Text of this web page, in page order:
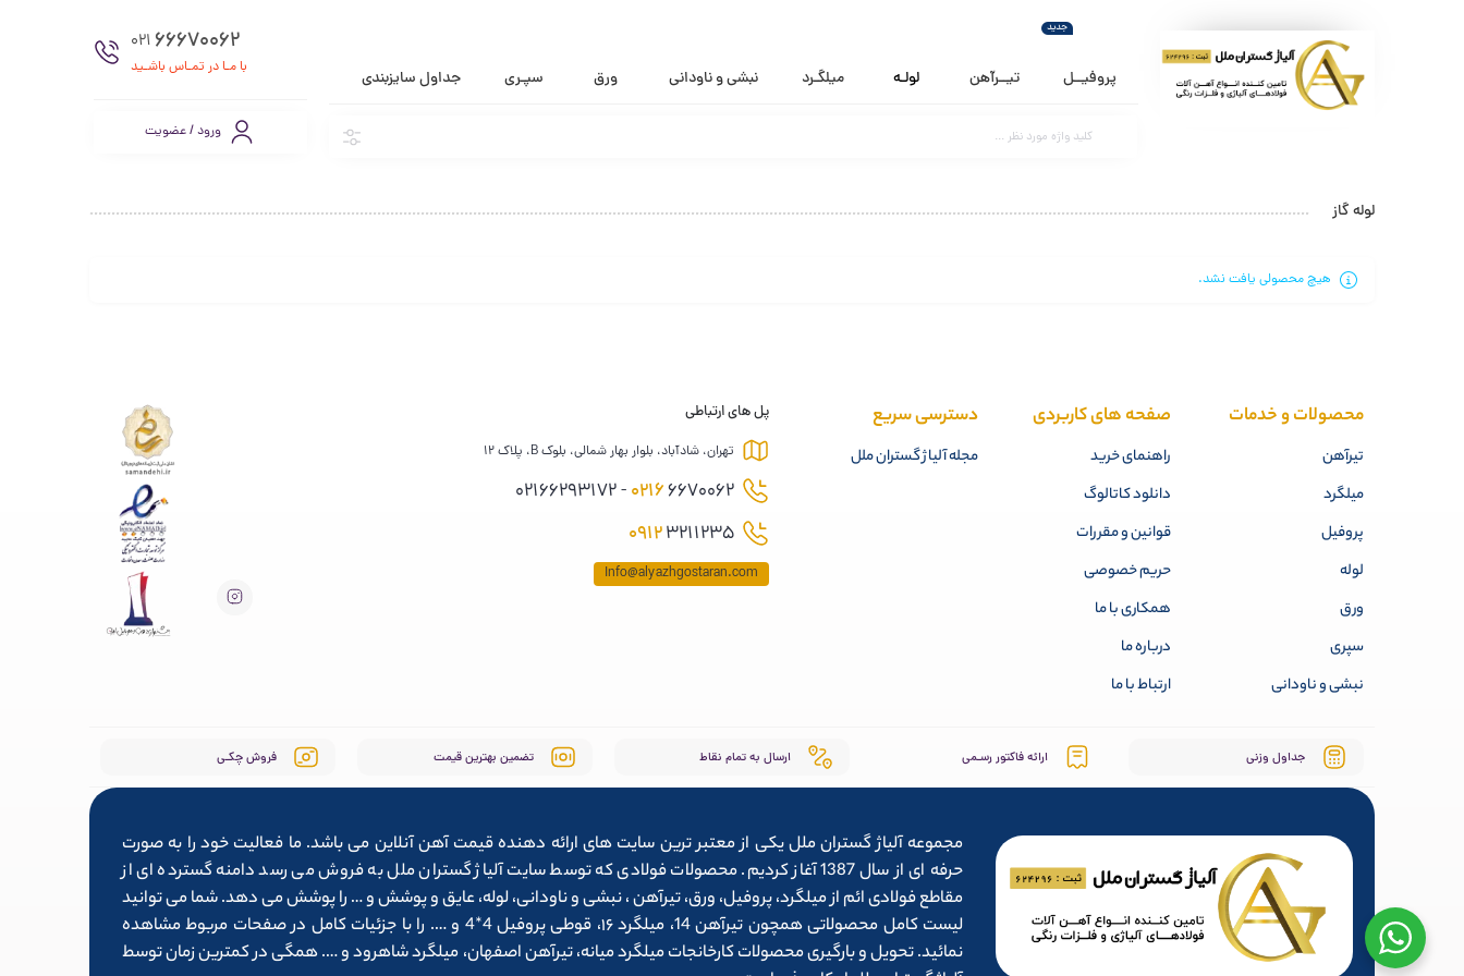
پروفیــل
جدید
تیــرآهن لولـه میلگـرد نبشی و ناودانی ورق سپـری جداول سایزبندی
66670062
021
با مـا در تمـاس باشـید
ورود / عضویت
لوله گاز
هیچ محصولی یافت نشد.
محصولات و خدمات
تیرآهن
میلگرد
پروفیل
لوله
ورق
سپری
نبشی و ناودانی
صفحه های کاربردی
راهنمای خرید
دانلود کاتالوگ
قوانین و مقررات
حریم خصوصی
همکاری با ما
درباره ما
ارتباط با ما
دسترسی سریع
مجله آلیاژ گستران ملل
پل های ارتباطی
تهران، شادآباد، بلوار بهار شمالی، بلوک B، پلاک 12
02166670062 - 02166293172
09123211235
Info@alyazhgostaran.com
جداول وزنی ارائه فاکتور رسـمی ارسال به تمام نقاط تضمین بهترین قیمت فروش چکـی
مجموعه آلیاژ گستران ملل یکی از معتبر ترین سایت های ارائه دهنده قیمت آهن آنلاین می باشد. ما فعالیت خود را به صورت
حرفه ای از سال 1387 آغاز کردیم. محصولات فولادی که توسط سایت آلیاژ گستران ملل به فروش می رسد دامنه گسترده ای از
مقاطع فولادی ائم از میلگرد، پروفیل، ورق، تیرآهن ، نبشی و ناودانی، لوله، عایق و پوشش و … را پوشش می دهد. شما می توانید
لیست کامل محصولاتی همچون تیرآهن 14، میلگرد ۱۶، قوطی پروفیل 4*4 و …. را با جزئیات کامل در صفحات مربوط مشاهده
نمائید. تحویل و بارگیری محصولات کارخانجات میلگرد میانه، تیرآهن اصفهان، میلگرد شاهرود و …. همگی در کمترین زمان توسط